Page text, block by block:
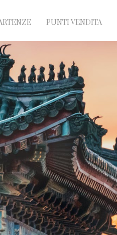
PUNTI VENDITA